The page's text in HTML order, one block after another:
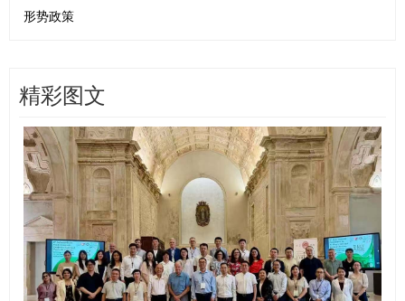
形势政策
精彩图文